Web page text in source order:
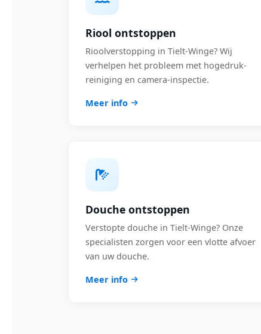
Riool ontstoppen
Rioolverstopping in Tielt-Winge? Wij
verhelpen het probleem met hogedruk-
reiniging en camera-inspectie.
Meer info
Douche ontstoppen
Verstopte douche in Tielt-Winge? Onze
specialisten zorgen voor een vlotte afvoer
van uw douche.
Meer info